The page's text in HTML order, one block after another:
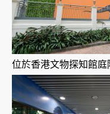
位於香港文物探知館庭